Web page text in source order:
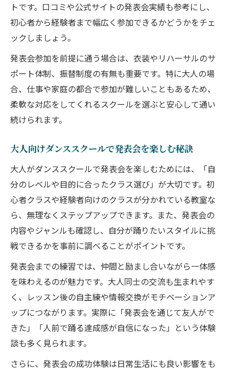
トです。口コミや公式サイトの発表会実績も参考にし、
初心者から経験者まで幅広く参加できるかどうかをチェ
ックしましょう。
発表会参加を前提に通う場合は、衣装やリハーサルのサ
ポート体制、振替制度の有無も重要です。特に大人の場
合、仕事や家庭の都合で参加が難しいこともあるため、
柔軟な対応をしてくれるスクールを選ぶと安心して通い
続けられます。
大人向けダンススクールで発表会を楽しむ秘訣
大人がダンススクールで発表会を楽しむためには、「自
分のレベルや目的に合ったクラス選び」が大切です。初
心者クラスや経験者向けのクラスが分かれている教室な
ら、無理なくステップアップできます。また、発表会の
内容やジャンルも確認し、自分が踊りたいスタイルに挑
戦できるかを事前に調べることがポイントです。
発表会までの練習では、仲間と励まし合いながら一体感
を味わえるのが魅力です。大人同士の交流も生まれやす
く、レッスン後の自主練や情報交換がモチベーションア
ップにつながります。実際に「発表会を通じて友人がで
きた」「人前で踊る達成感が自信になった」という体験
談も多く見られます。
さらに、発表会の成功体験は日常生活にも良い影響をも